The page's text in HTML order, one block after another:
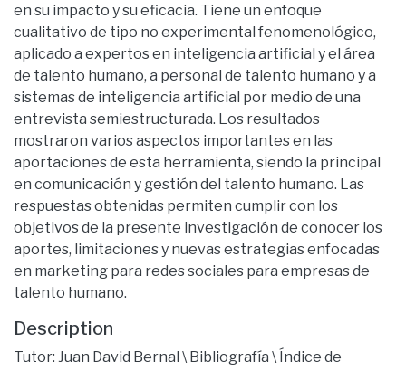
en su impacto y su eficacia. Tiene un enfoque
cualitativo de tipo no experimental fenomenológico,
aplicado a expertos en inteligencia artificial y el área
de talento humano, a personal de talento humano y a
sistemas de inteligencia artificial por medio de una
entrevista semiestructurada. Los resultados
mostraron varios aspectos importantes en las
aportaciones de esta herramienta, siendo la principal
en comunicación y gestión del talento humano. Las
respuestas obtenidas permiten cumplir con los
objetivos de la presente investigación de conocer los
aportes, limitaciones y nuevas estrategias enfocadas
en marketing para redes sociales para empresas de
talento humano.
Description
Tutor: Juan David Bernal \ Bibliografía \ Índice de